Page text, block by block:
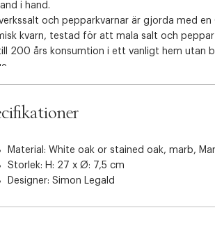
i hand.
och pepparkvarnar är gjorda med en
kvarn, testad för att mala salt och
200 års konsumtion i ett vanligt hem utan
Material: White oak or stained oak, marb,
Storlek: H: 27 x Ø: 7,5 cm
Designer: Simon Legald